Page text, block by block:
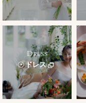
Dress
ドレス